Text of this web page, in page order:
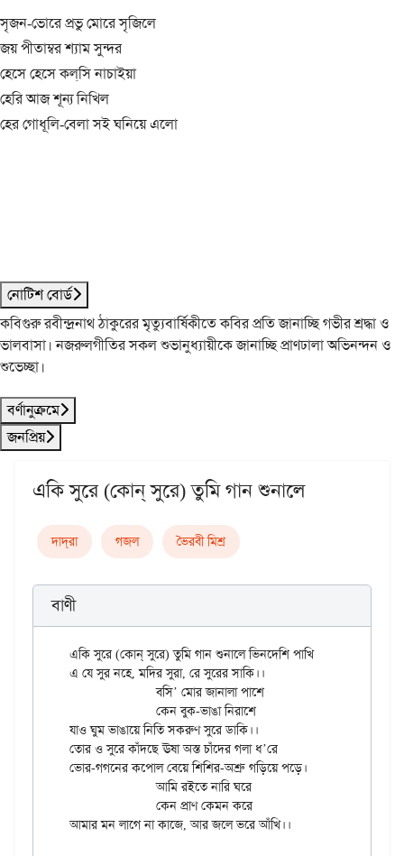
সৃজন-ভোরে প্রভু মোরে সৃজিলে
জয় পীতাম্বর শ্যাম সুন্দর
হেসে হেসে কল্‌সি নাচাইয়া
হেরি আজ শূন্য নিখিল
হের গোধূলি-বেলা সই ঘনিয়ে এলো
নোটিশ বোর্ড
কবিগুরু রবীন্দ্রনাথ ঠাকুরের মৃত্যুবার্ষিকীতে কবির প্রতি জানাচ্ছি গভীর শ্রদ্ধা ও
ভালবাসা। নজরুলগীতির সকল শুভানুধ্যায়ীকে জানাচ্ছি প্রাণঢালা অভিনন্দন ও
শুভেচ্ছা।
বর্ণানুক্রমে
জনপ্রিয়
একি সুরে (কোন্‌ সুরে) তুমি গান শুনালে
দাদ্‌রা গজল ভৈরবী মিশ্র
বাণী
একি সুরে (কোন্ সুরে) তুমি গান শুনালে ভিনদেশি পাখি
এ যে সুর নহে, মদির সুরা, রে সুরের সাকি।।
		বসি’ মোর জানালা পাশে
যাও ঘুম ভাঙায়ে নিতি সকরুণ সুরে ডাকি।।
তোর ও সুরে কাঁদছে ঊষা অস্ত চাঁদের গলা ধ’রে
ভোর-গগনের কপোল বেয়ে শিশির-অশ্রু গড়িয়ে পড়ে।
		আমি রইতে নারি ঘরে